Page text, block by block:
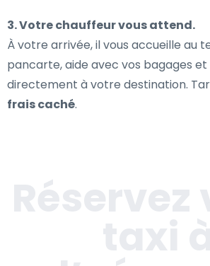
3. Votre chauffeur vous attend.
À votre arrivée, il vous accueille au
pancarte, aide avec vos bagages et
directement à votre destination.
frais caché.